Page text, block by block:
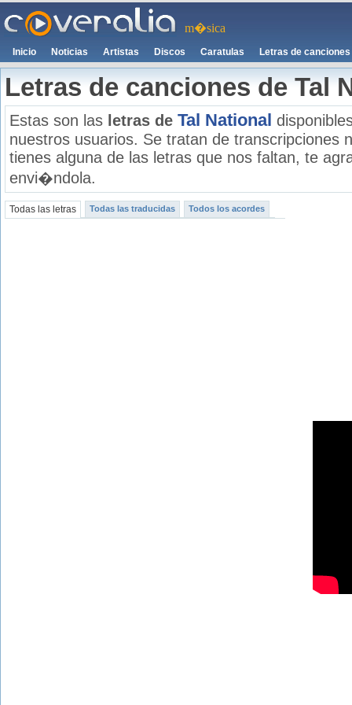
m�sica
Inicio Noticias Artistas Discos Caratulas Letras de canciones
Letras de canciones de Tal
Estas son las letras de Tal National
nuestros usuarios. Se tratan de transcripciones
tienes alguna de las letras que nos faltan, te
envi�ndola.
Todas las letras Todas las traducidas Todos los acordes